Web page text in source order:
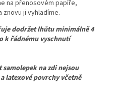
na přenosovém papíře,
ji vyhladíme.
dodržet lhůtu minimálně 4
k řádnému vyschnutí
na zdi nejsou
latexové povrchy včetně